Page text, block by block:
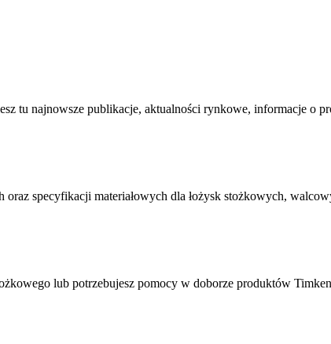
tu najnowsze publikacje, aktualności rynkowe, informacje o
specyfikacji materiałowych dla łożysk stożkowych,
lub potrzebujesz pomocy w doborze produktów